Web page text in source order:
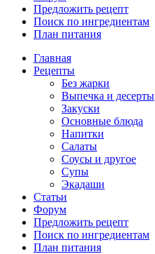
Предложить рецепт
Поиск по ингредиентам
План питания
Главная
Рецепты
Без жарки
Выпечка и десерты
Закуски
Основные блюда
Напитки
Салаты
Соусы и другое
Супы
Экадаши
Статьи
Форум
Предложить рецепт
Поиск по ингредиентам
План питания